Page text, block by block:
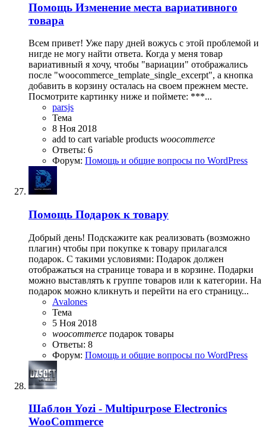
Помощь Изменение места вариативного
товара
Всем привет! Уже пару дней вожусь с этой проблемой и
нигде не могу найти ответа. Когда у меня товар
вариативный я хочу, чтобы "вариации" отображались
после "woocommerce_template_single_excerpt", а кнопка
добавить в корзину осталась на своем прежнем месте.
Посмотрите картинку ниже и поймете: ***...
parsjs
Тема
8 Ноя 2018
add to cart variable products woocommerce
Ответы: 6
Форум: Помощь и общие вопросы по WordPress
Помощь Подарок к товару
Добрый день! Подскажите как реализовать (возможно
плагин) чтобы при покупке к товару прилагался
подарок. С такими условиями: Подарок должен
отображаться на странице товара и в корзине. Подарки
можно выставлять к группе товаров или к категории. На
подарок можно кликнуть и перейти на его страницу...
Avalones
Тема
5 Ноя 2018
woocommerce подарок товары
Ответы: 8
Форум: Помощь и общие вопросы по WordPress
Шаблон Yozi - Multipurpose Electronics
WooCommerce